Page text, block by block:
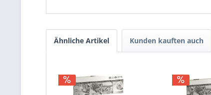
Ähnliche Artikel Kunden kauften auch